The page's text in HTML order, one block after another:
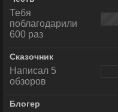
Тебя
поблагодарили
600 раз
Сказочник
Написал 5
обзоров
Блогер